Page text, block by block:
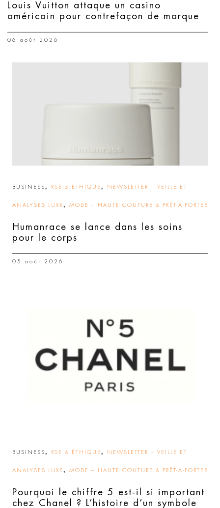
Louis Vuitton attaque un casino
américain pour contrefaçon de marque
06 août 2026
BUSINESS, RSE & ÉTHIQUE , NEWSLETTER – VEILLE ET
ANALYSES LUXE , MODE – HAUTE COUTURE & PRÊT-À-PORTER
Humanrace se lance dans les soins
pour le corps
05 août 2026
BUSINESS, RSE & ÉTHIQUE , NEWSLETTER – VEILLE ET
ANALYSES LUXE , MODE – HAUTE COUTURE & PRÊT-À-PORTER
Pourquoi le chiffre 5 est-il si important
chez Chanel ? L’histoire d’un symbole